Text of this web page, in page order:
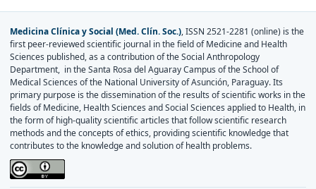
Medicina Clínica y Social (Med. Clín. Soc.), ISSN 2521-2281 (online) is the
first peer-reviewed scientific journal in the field of Medicine and Health
Sciences published, as a contribution of the Social Anthropology
Department, in the Santa Rosa del Aguaray Campus of the School of
Medical Sciences of the National University of Asunción, Paraguay. Its
primary purpose is the dissemination of the results of scientific works in the
fields of Medicine, Health Sciences and Social Sciences applied to Health, in
the form of high-quality scientific articles that follow scientific research
methods and the concepts of ethics, providing scientific knowledge that
contributes to the knowledge and solution of health problems.